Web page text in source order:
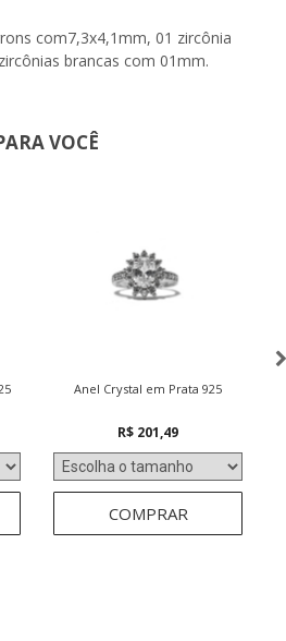
com7,3x4,1mm, 01 zircônia
brancas com 01mm.
VOCÊ
Anel Crystal em Prata 925
R$ 201,49
COMPRAR